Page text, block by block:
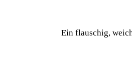
Ein flauschig,